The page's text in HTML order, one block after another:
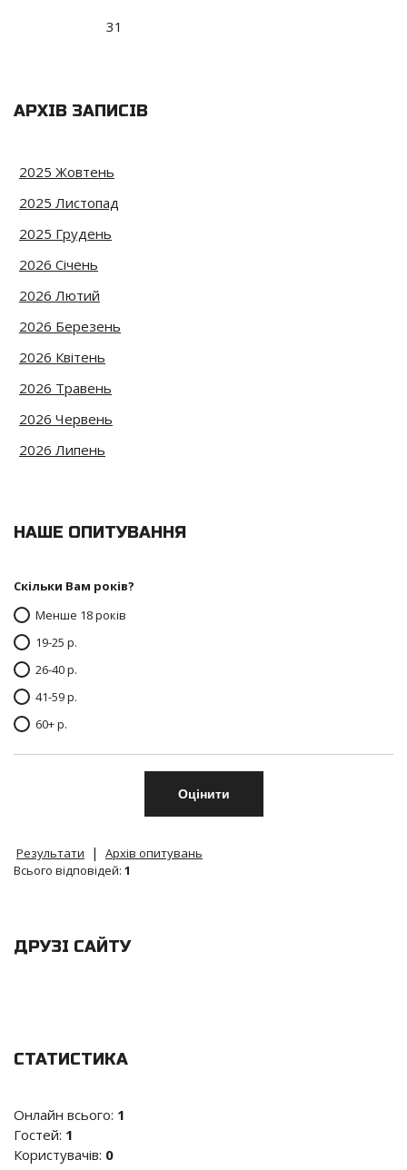
31
АРХІВ ЗАПИСІВ
2025 Жовтень
2025 Листопад
2025 Грудень
2026 Січень
2026 Лютий
2026 Березень
2026 Квітень
2026 Травень
2026 Червень
2026 Липень
НАШЕ ОПИТУВАННЯ
Скільки Вам років?
Менше 18 років
19-25 р.
26-40 р.
41-59 р.
60+ р.
Результати |
Архів опитувань
Всього відповідей: 1
ДРУЗІ САЙТУ
СТАТИСТИКА
Онлайн всього: 1
Гостей: 1
Користувачів: 0